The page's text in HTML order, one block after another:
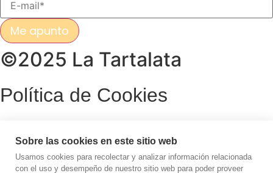
Me apunto
©2025 La Tartalata
Política de Cookies
Registro Sanitario:
Sobre las cookies en este sitio web
Usamos cookies para recolectar y analizar información relacionada
con el uso y desempeño de nuestro sitio web para poder proveer